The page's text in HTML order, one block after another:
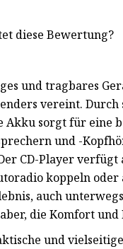
diese Bewertung?
und tragbares
vereint.
sorgt für eine
und -
CD-Player
koppeln
auch
die Komfort und
und